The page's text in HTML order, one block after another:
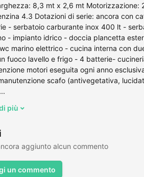
8,3 mt x 2,6 mt Motorizzazione:
4.3 Dotazioni di serie: ancora con
- serbatoio carburante inox 400 lt -
- impianto idrico - doccia plancetta
marino elettrico - cucina interna con
fuoco lavello e frigo - 4 batterie-
motori eseguita ogni anno
scafo (antivegetativa,
più
aggiunto alcun commento
un commento